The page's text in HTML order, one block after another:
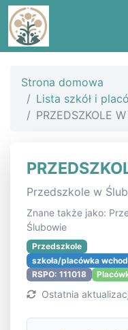
Strona domowa
Lista szkół i
PRZEDSZKOLE
Przedszkole w
Znane także jako:
Ślubowie
Przedszkole
szkoła/placówka
RSPO: 111018
Ostatnia